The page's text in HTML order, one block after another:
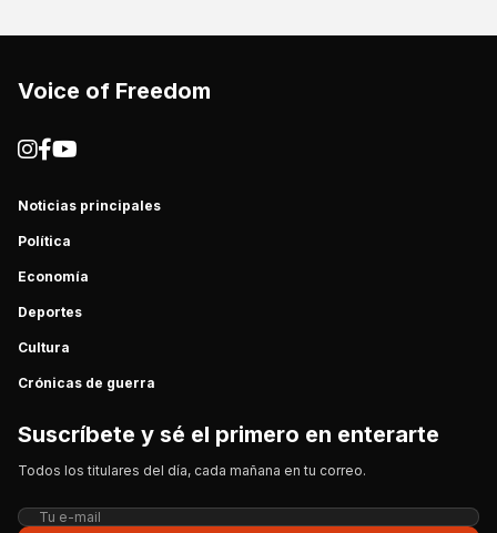
Voice of Freedom
Noticias principales
Política
Economía
Deportes
Cultura
Crónicas de guerra
Suscríbete y sé el primero en enterarte
Todos los titulares del día, cada mañana en tu correo.